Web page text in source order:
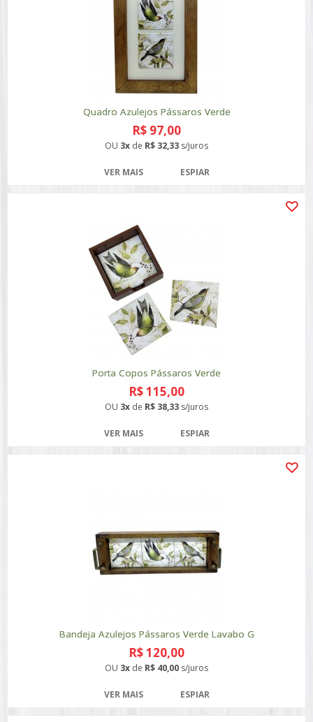
Quadro Azulejos Pássaros Verde
R$ 97,00
OU 3x de R$ 32,33 s/juros
VER MAIS ESPIAR
Porta Copos Pássaros Verde
R$ 115,00
OU 3x de R$ 38,33 s/juros
VER MAIS ESPIAR
Bandeja Azulejos Pássaros Verde Lavabo G
R$ 120,00
OU 3x de R$ 40,00 s/juros
VER MAIS ESPIAR